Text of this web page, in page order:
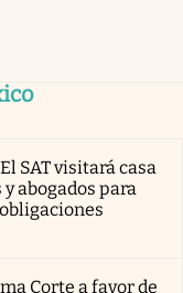
SAT visitará casa
abogados para
Corte a favor de